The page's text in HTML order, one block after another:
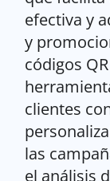
efectiva y
y
códigos
clientes
las
el análisis